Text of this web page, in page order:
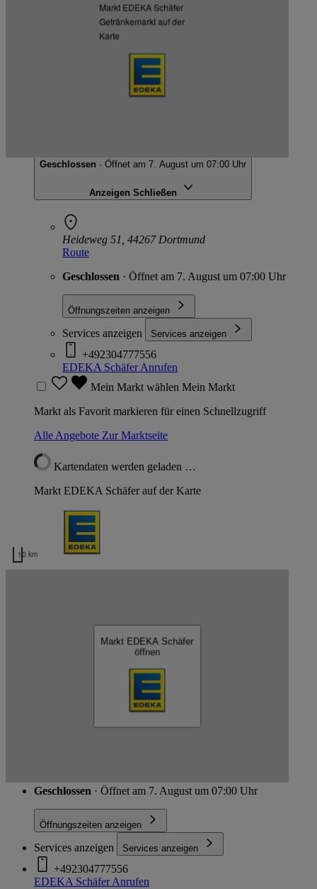
Markt EDEKA Schäfer
Getränkemarkt auf der
Karte
Kartenansicht
Geschlossen · Öffnet am 7. August um 07:00 Uhr
Anzeigen Schließen
Heideweg 51, 44267 Dortmund
Route
Geschlossen · Öffnet am 7. August um 07:00 Uhr
Öffnungszeiten anzeigen
Services anzeigen Services anzeigen
+492304777556
EDEKA SchäferAnrufen
Mein Markt wählen Mein Markt
Markt als Favorit markieren für einen Schnellzugriff
Alle Angebote Zur Marktseite
Kartendaten werden geladen …
Markt EDEKA Schäfer auf der Karte
Markt EDEKA Schäfer
öffnen
10 km
Geschlossen · Öffnet am 7. August um 07:00 Uhr
Öffnungszeiten anzeigen
Services anzeigen Services anzeigen
+492304777556
EDEKA SchäferAnrufen